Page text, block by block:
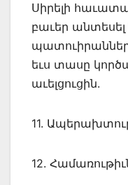
Սիրելի
բաւեր
եւս տասը
աւելցուցին.
11.
12.